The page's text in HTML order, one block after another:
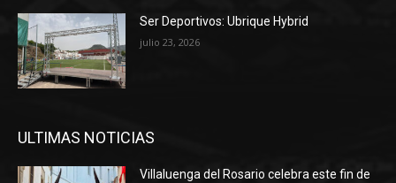
Ser Deportivos: Ubrique Hybrid
julio 23, 2026
ULTIMAS NOTICIAS
Villaluenga del Rosario celebra este fin de